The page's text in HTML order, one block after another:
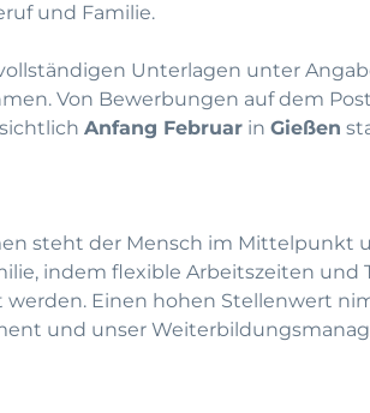
und Familie.
Unterlagen unter
Von Bewerbungen auf dem
Anfang Februar in Gießen
steht der Mensch im Mittelpunkt
indem flexible Arbeitszeiten und
Einen hohen Stellenwert
und unser